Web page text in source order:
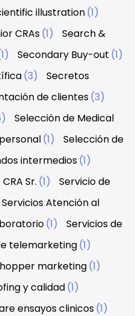
illustration(1)
CRAs(1)
Search &
Secondary Buy-out (1)
(3)
Secretos
de clientes(3)
Selección de Medical
(1)
Selección de
intermedios(1)
Sr. (1)
Servicio de
Servicios Atención al
(1)
Servicios de
telemarketing(1)
marketing(1)
y calidad(1)
ensayos clinicos(1)